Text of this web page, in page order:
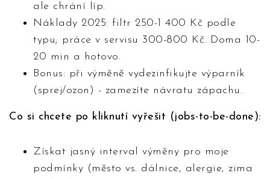
ale chrání líp.
Náklady 2025: filtr 250-1 400 Kč podle
typu; práce v servisu 300-800 Kč. Doma 10-
20 min a hotovo.
Bonus: při výměně vydezinfikujte výparník
(sprej/ozon) - zamezíte návratu zápachu.
Co si chcete po kliknutí vyřešit (jobs-to-be-done):
Získat jasný interval výměny pro moje
podmínky (město vs. dálnice, alergie, zima